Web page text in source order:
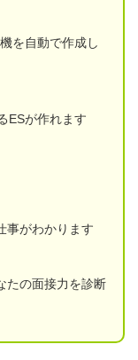
を自動で作成し
ESが作れます
事がわかります
たの面接力を診断